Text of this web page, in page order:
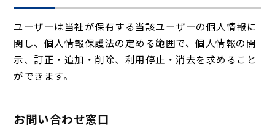
ユーザーは当社が保有する当該ユーザーの個人情報に
関し、個人情報保護法の定める範囲で、個人情報の開
示、訂正・追加・削除、利用停止・消去を求めること
ができます。
お問い合わせ窓口